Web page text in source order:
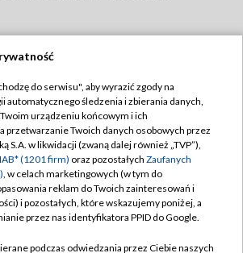
TVP
TVP
Cyfrowa
Regulamin TVP
Polityka prywatności
Moje zgody
Pomoc
do serwisu", aby wyrazić zgody na
automatycznego śledzenia i zbierania danych,
urządzeniu końcowym i ich
przetwarzanie Twoich danych osobowych przez
S.A. w likwidacji (zwaną dalej również „TVP”),
(1201 firm) oraz pozostałych Zaufanych
, w celach marketingowych (w tym do
reklam do Twoich zainteresowań i
i pozostałych, które wskazujemy poniżej, a
przez nas identyfikatora PPID do Google.
podczas odwiedzania przez Ciebie naszych